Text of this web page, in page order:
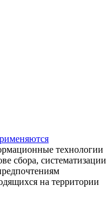
технологии
сбора, систематизации
на территории